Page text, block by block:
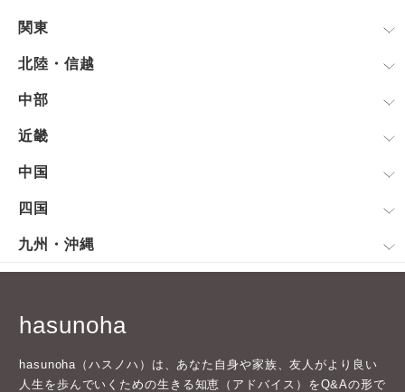
関東
北陸・信越
中部
近畿
中国
四国
九州・沖縄
hasunoha
hasunoha（ハスノハ）は、あなた自身や家族、友人がより良い
人生を歩んでいくための生きる知恵（アドバイス）をQ&Aの形で